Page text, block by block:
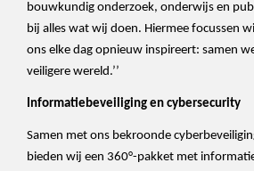
bouwkundig onderzoek, onderwijs en
bij alles wat wij doen. Hiermee focussen
ons elke dag opnieuw inspireert: samen
veiligere wereld.’’
Informatiebeveiliging en cybersecurity
Samen met ons bekroonde
bieden wij een 360°-pakket met